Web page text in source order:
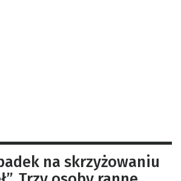
na skrzyżowaniu